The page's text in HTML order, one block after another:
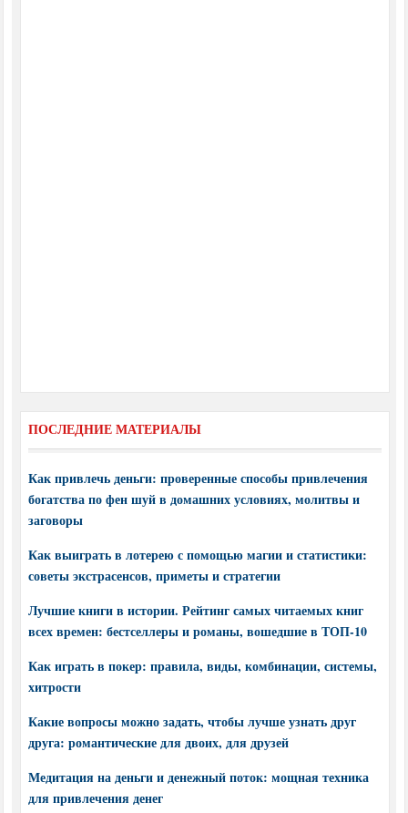
ПОСЛЕДНИЕ МАТЕРИАЛЫ
Как привлечь деньги: проверенные способы привлечения
богатства по фен шуй в домашних условиях, молитвы и
заговоры
Как выиграть в лотерею с помощью магии и статистики:
советы экстрасенсов, приметы и стратегии
Лучшие книги в истории. Рейтинг самых читаемых книг
всех времен: бестселлеры и романы, вошедшие в ТОП-10
Как играть в покер: правила, виды, комбинации, системы,
хитрости
Какие вопросы можно задать, чтобы лучше узнать друг
друга: романтические для двоих, для друзей
Медитация на деньги и денежный поток: мощная техника
для привлечения денег